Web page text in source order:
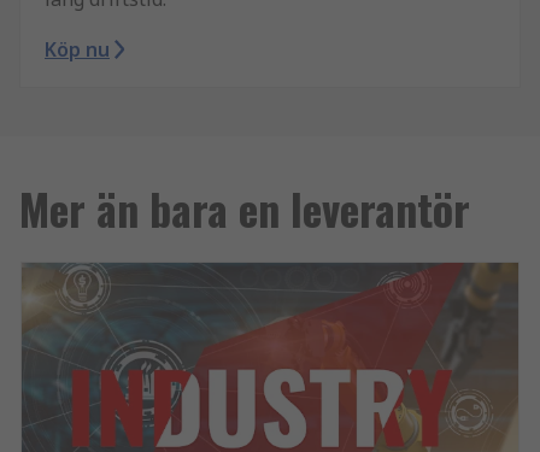
Köp nu
Mer än bara en leverantör